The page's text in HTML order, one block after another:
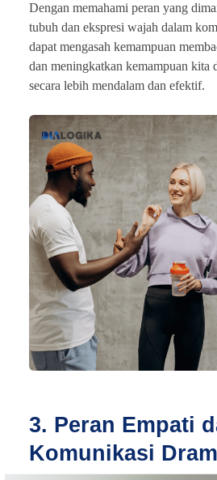
Dengan memahami peran yang
tubuh dan ekspresi wajah dalam
dapat mengasah kemampuan
dan meningkatkan kemampuan kita
secara lebih mendalam dan efektif.
3. Peran Empati
Komunikasi